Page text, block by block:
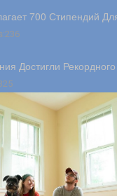
700 Стипендий
Достигли